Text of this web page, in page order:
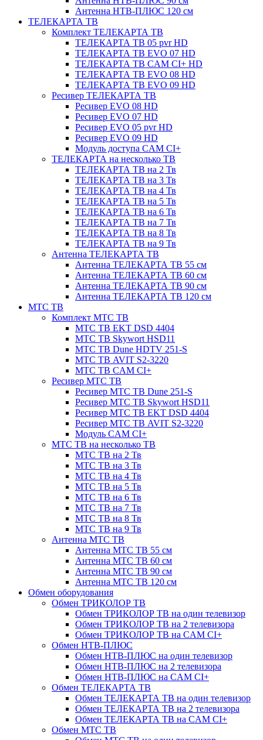
Антенна НТВ-ПЛЮС 120 см
ТЕЛЕКАРТА ТВ
Комплект ТЕЛЕКАРТА ТВ
ТЕЛЕКАРТА ТВ 05 pvr HD
ТЕЛЕКАРТА ТВ EVO 07 HD
ТЕЛЕКАРТА ТВ CAM CI+ HD
ТЕЛЕКАРТА ТВ EVO 08 HD
ТЕЛЕКАРТА ТВ EVO 09 HD
Ресивер ТЕЛЕКАРТА ТВ
Ресивер EVO 08 HD
Ресивер EVO 07 HD
Ресивер EVO 05 pvr HD
Ресивер EVO 09 HD
Модуль доступа CAM CI+
ТЕЛЕКАРТА на несколько ТВ
ТЕЛЕКАРТА ТВ на 2 Тв
ТЕЛЕКАРТА ТВ на 3 Тв
ТЕЛЕКАРТА ТВ на 4 Тв
ТЕЛЕКАРТА ТВ на 5 Тв
ТЕЛЕКАРТА ТВ на 6 Тв
ТЕЛЕКАРТА ТВ на 7 Тв
ТЕЛЕКАРТА ТВ на 8 Тв
ТЕЛЕКАРТА ТВ на 9 Тв
Антенна ТЕЛЕКАРТА ТВ
Антенна ТЕЛЕКАРТА ТВ 55 см
Антенна ТЕЛЕКАРТА ТВ 60 см
Антенна ТЕЛЕКАРТА ТВ 90 см
Антенна ТЕЛЕКАРТА ТВ 120 см
МТС ТВ
Комплект МТС ТВ
МТС ТВ EKT DSD 4404
МТС ТВ Skywort HSD11
МТС ТВ Dune HDTV 251-S
МТС ТВ AVIT S2-3220
МТС ТВ CAM CI+
Ресивер МТС ТВ
Ресивер МТС ТВ Dune 251-S
Ресивер МТС ТВ Skywort HSD11
Ресивер МТС ТВ EKT DSD 4404
Ресивер МТС ТВ AVIT S2-3220
Модуль CAM CI+
МТС ТВ на несколько ТВ
МТС ТВ на 2 Тв
МТС ТВ на 3 Тв
МТС ТВ на 4 Тв
МТС ТВ на 5 Тв
МТС ТВ на 6 Тв
МТС ТВ на 7 Тв
МТС ТВ на 8 Тв
МТС ТВ на 9 Тв
Антенна МТС ТВ
Антенна МТС ТВ 55 см
Антенна МТС ТВ 60 см
Антенна МТС ТВ 90 см
Антенна МТС ТВ 120 см
Обмен оборудования
Обмен ТРИКОЛОР ТВ
Обмен ТРИКОЛОР ТВ на один телевизор
Обмен ТРИКОЛОР ТВ на 2 телевизора
Обмен ТРИКОЛОР ТВ на CAM CI+
Обмен НТВ-ПЛЮС
Обмен НТВ-ПЛЮС на один телевизор
Обмен НТВ-ПЛЮС на 2 телевизора
Обмен НТВ-ПЛЮС на CAM CI+
Обмен ТЕЛЕКАРТА ТВ
Обмен ТЕЛЕКАРТА ТВ на один телевизор
Обмен ТЕЛЕКАРТА ТВ на 2 телевизора
Обмен ТЕЛЕКАРТА ТВ на CAM CI+
Обмен МТС ТВ